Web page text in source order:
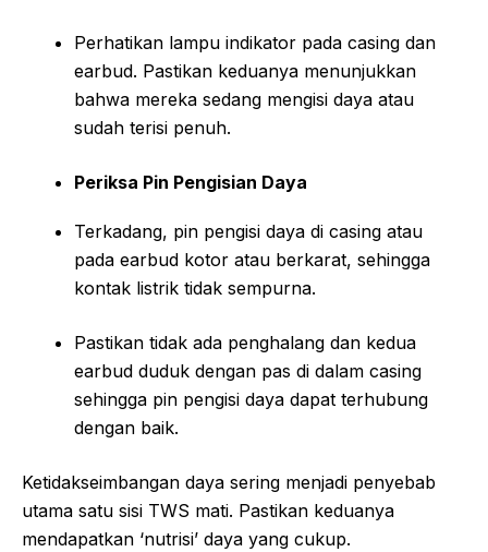
Perhatikan lampu indikator pada casing dan
earbud. Pastikan keduanya menunjukkan
bahwa mereka sedang mengisi daya atau
sudah terisi penuh.
Periksa Pin Pengisian Daya
Terkadang, pin pengisi daya di casing atau
pada earbud kotor atau berkarat, sehingga
kontak listrik tidak sempurna.
Pastikan tidak ada penghalang dan kedua
earbud duduk dengan pas di dalam casing
sehingga pin pengisi daya dapat terhubung
dengan baik.
Ketidakseimbangan daya sering menjadi penyebab
utama satu sisi TWS mati. Pastikan keduanya
mendapatkan ‘nutrisi’ daya yang cukup.